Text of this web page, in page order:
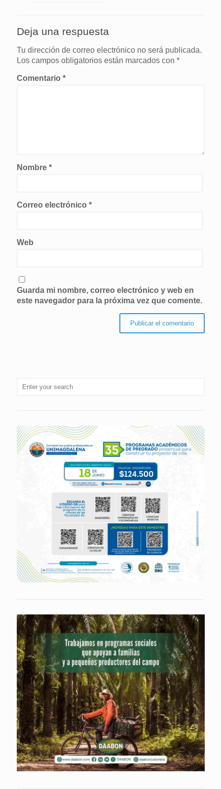
Deja una respuesta
Tu dirección de correo electrónico no será publicada.
Los campos obligatorios están marcados con *
Comentario *
Nombre *
Correo electrónico *
Web
Guarda mi nombre, correo electrónico y web en
este navegador para la próxima vez que comente.